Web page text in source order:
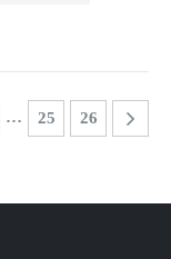
… 25 26